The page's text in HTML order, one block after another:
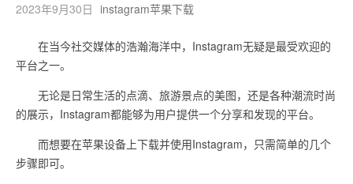
2023年9月30日 instagram苹果下载
在当今社交媒体的浩瀚海洋中，Instagram无疑是最受欢迎的
平台之一。
无论是日常生活的点滴、旅游景点的美图，还是各种潮流时尚
的展示，Instagram都能够为用户提供一个分享和发现的平台。
而想要在苹果设备上下载并使用Instagram，只需简单的几个
步骤即可。